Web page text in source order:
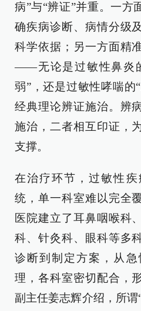
病”与“辨证”并重。一方
确疾病诊断、病情分级
科学依据；另一方面精
——无论是过敏性鼻炎
弱”，还是过敏性哮喘的
经典理论辨证施治。辨
施治，二者相互印证，
支撑。
在治疗环节，过敏性
统，单一科室难以完全
医院建立了耳鼻咽喉科
科、针灸科、眼科等多
诊断到制定方案，从
理，各科室密切配合，
副主任姜志辉介绍，所谓